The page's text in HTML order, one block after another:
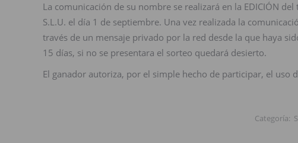
La comunicación de su nombre se realizará en la EDICIÓN
S.L.U. el día 1 de septiembre. Una vez realizada la
través de un mensaje privado por la red desde la que haya
15 días, si no se presentara el sorteo quedará desierto.
El ganador autoriza, por el simple hecho de participar, el uso
Categoría: